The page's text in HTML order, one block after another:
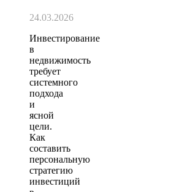
24.03.2026
Инвестирование
в
недвижимость
требует
системного
подхода
и
ясной
цели.
Как
составить
персональную
стратегию
инвестиций